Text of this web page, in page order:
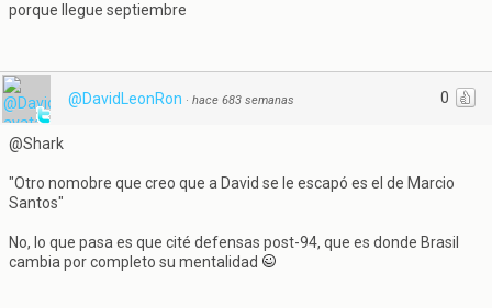
porque llegue septiembre
0
@DavidLeonRon · hace 683 semanas
@Shark
"Otro nomobre que creo que a David se le escapó es el de Marcio
Santos"
No, lo que pasa es que cité defensas post-94, que es donde Brasil
cambia por completo su mentalidad